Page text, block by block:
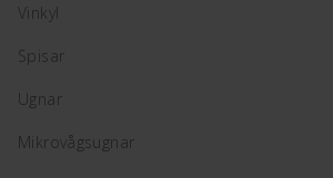
Vinkyl
Spisar
Ugnar
Mikrovågsugnar